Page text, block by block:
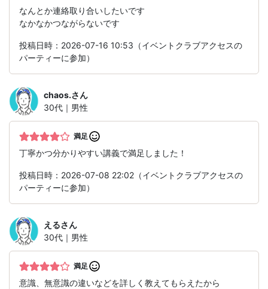
なんとか連絡取り合いしたいです
なかなかつながらないです
投稿日時：2026-07-16 10:53（イベントクラブアクセスの
パーティーに参加）
chaos.さん
30代｜男性
満足
丁寧かつ分かりやすい講義で満足しました！
投稿日時：2026-07-08 22:02（イベントクラブアクセスの
パーティーに参加）
えるさん
30代｜男性
満足
意識、無意識の違いなどを詳しく教えてもらえたから